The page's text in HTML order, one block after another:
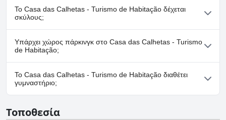
Όχι, το Casa das Calhetas - Turismo de Habitação δεν διαθέτει
σπα.
Το Casa das Calhetas - Turismo de Habitação δέχεται
σκύλους;
Όχι, το Casa das Calhetas - Turismo de Habitação δεν δέχεται
σκύλους.
Υπάρχει χώρος πάρκινγκ στο Casa das Calhetas - Turismo
de Habitação;
Ναι, υπάρχουν εγκαταστάσεις πάρκινγκ στο Casa das Calhetas -
Turismo de Habitação.
Το Casa das Calhetas - Turismo de Habitação διαθέτει
γυμναστήριο;
γυμναστήριο.
Τοποθεσία